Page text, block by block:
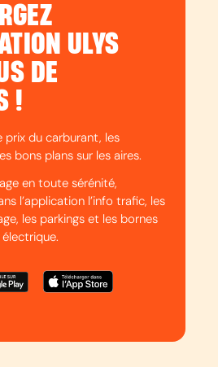
ULYS
DE
!
prix du carburant, les
bons plans sur les aires.
en toute sérénité,
l’application l’info trafic, les
les parkings et les bornes